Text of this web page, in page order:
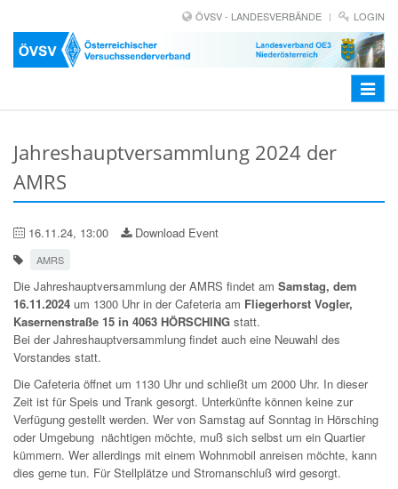
ÖVSV - LANDESVERBÄNDE LOGIN
Toggle
Jahreshauptversammlung 2024 der
AMRS
16.11.24, 13:00 Download Event
AMRS
Die Jahreshauptversammlung der AMRS findet am Samstag, dem
16.11.2024 um 1300 Uhr in der Cafeteria am Fliegerhorst Vogler,
Kasernenstraße 15 in 4063 HÖRSCHING statt.
Bei der Jahreshauptversammlung findet auch eine Neuwahl des
Vorstandes statt.
Die Cafeteria öffnet um 1130 Uhr und schließt um 2000 Uhr. In dieser
Zeit ist für Speis und Trank gesorgt. Unterkünfte können keine zur
Verfügung gestellt werden. Wer von Samstag auf Sonntag in Hörsching
oder Umgebung nächtigen möchte, muß sich selbst um ein Quartier
kümmern. Wer allerdings mit einem Wohnmobil anreisen möchte, kann
dies gerne tun. Für Stellplätze und Stromanschluß wird gesorgt.